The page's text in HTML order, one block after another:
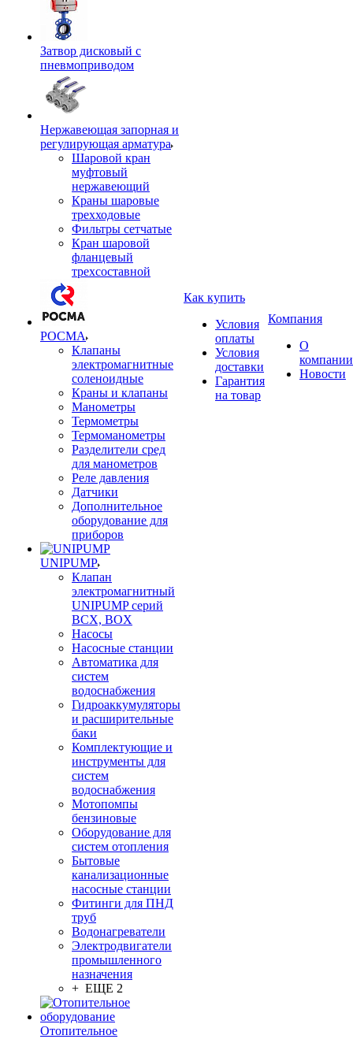
Затвор дисковый с
пневмоприводом
Нержавеющая запорная и
регулирующая арматура
Шаровой кран
муфтовый
нержавеющий
Краны шаровые
трехходовые
Фильтры сетчатые
Кран шаровой
фланцевый
трехсоставной
РОСМА
Клапаны
электромагнитные
соленоидные
Краны и клапаны
Манометры
Термометры
Термоманометры
Разделители сред
для манометров
Реле давления
Датчики
Дополнительное
оборудование для
приборов
UNIPUMP
Клапан
электромагнитный
UNIPUMP серий
BCX, BOX
Насосы
Насосные станции
Автоматика для
систем
водоснабжения
Гидроаккумуляторы
и расширительные
баки
Комплектующие и
инструменты для
систем
водоснабжения
Мотопомпы
бензиновые
Оборудование для
систем отопления
Бытовые
канализационные
насосные станции
Фитинги для ПНД
труб
Водонагреватели
Электродвигатели
промышленного
назначения
+ ЕЩЕ 2
Отопительное
Как купить
Условия
оплаты
Условия
доставки
Гарантия
на товар
Компания
О
компании
Новости